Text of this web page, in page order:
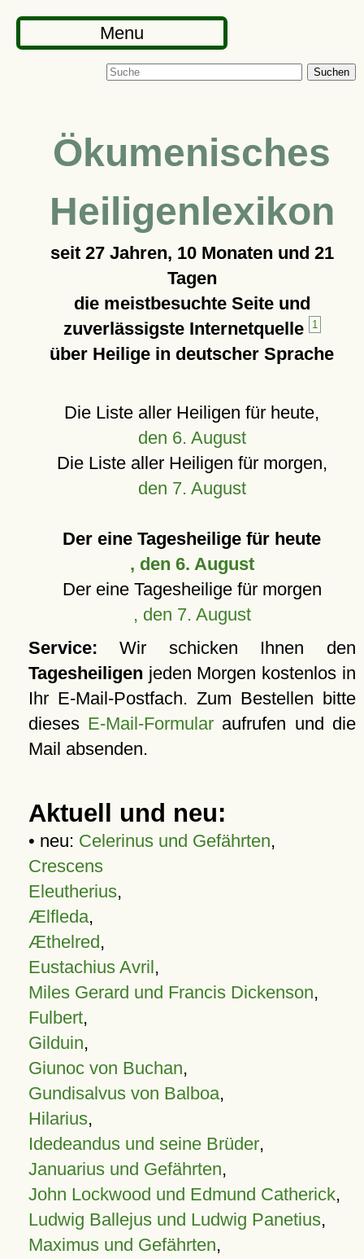
Menu
Suchen
Ökumenisches
Heiligenlexikon
seit 27 Jahren, 10 Monaten und 21
Tagen
die meistbesuchte Seite und
zuverlässigste Internetquelle
1
über Heilige in deutscher Sprache
Die Liste aller Heiligen für heute,
den 6. August
Die Liste aller Heiligen für morgen,
den 7. August
Der eine Tagesheilige für heute
, den 6. August
Der eine Tagesheilige für morgen
, den 7. August
Service: Wir schicken Ihnen den
Tagesheiligen jeden Morgen kostenlos in
Ihr E-Mail-Postfach. Zum Bestellen bitte
dieses E-Mail-Formular aufrufen und die
Mail absenden.
Aktuell und neu:
• neu: Celerinus und Gefährten,
Crescens
Eleutherius,
Ælfleda,
Æthelred,
Eustachius Avril,
Miles Gerard und Francis Dickenson,
Fulbert,
Gilduin,
Giunoc von Buchan,
Gundisalvus von Balboa,
Hilarius,
Idedeandus und seine Brüder,
Januarius und Gefährten,
John Lockwood und Edmund Catherick,
Ludwig Ballejus und Ludwig Panetius,
Maximus und Gefährten,